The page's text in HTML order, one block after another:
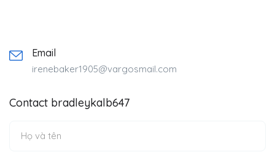
Email
irenebaker1905@vargosmail.com
Contact bradleykalb647